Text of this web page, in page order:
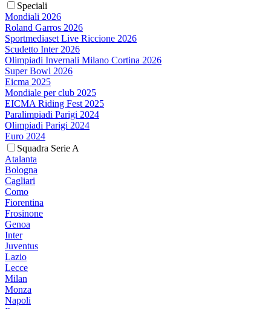
Speciali
Mondiali 2026
Roland Garros 2026
Sportmediaset Live Riccione 2026
Scudetto Inter 2026
Olimpiadi Invernali Milano Cortina 2026
Super Bowl 2026
Eicma 2025
Mondiale per club 2025
EICMA Riding Fest 2025
Paralimpiadi Parigi 2024
Olimpiadi Parigi 2024
Euro 2024
Squadra Serie A
Atalanta
Bologna
Cagliari
Como
Fiorentina
Frosinone
Genoa
Inter
Juventus
Lazio
Lecce
Milan
Monza
Napoli